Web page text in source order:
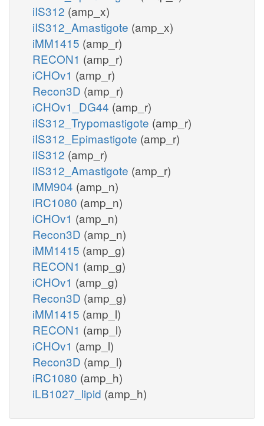
iIS312 (amp_x)
iIS312_Amastigote (amp_x)
iMM1415 (amp_r)
RECON1 (amp_r)
iCHOv1 (amp_r)
Recon3D (amp_r)
iCHOv1_DG44 (amp_r)
iIS312_Trypomastigote (amp_r)
iIS312_Epimastigote (amp_r)
iIS312 (amp_r)
iIS312_Amastigote (amp_r)
iMM904 (amp_n)
iRC1080 (amp_n)
iCHOv1 (amp_n)
Recon3D (amp_n)
iMM1415 (amp_g)
RECON1 (amp_g)
iCHOv1 (amp_g)
Recon3D (amp_g)
iMM1415 (amp_l)
RECON1 (amp_l)
iCHOv1 (amp_l)
Recon3D (amp_l)
iRC1080 (amp_h)
iLB1027_lipid (amp_h)